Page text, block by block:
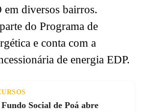
em diversos bairros.
do Programa de
e conta com a
de energia EDP.
Social de Poá abre